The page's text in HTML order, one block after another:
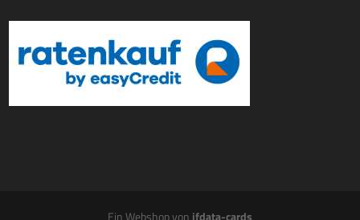
Ein Webshop von ifdata-cards